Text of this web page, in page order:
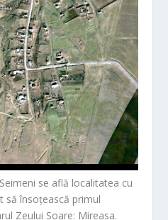
se află localitatea cu
să însoțească primul
Zeului Soare: Mireasa.